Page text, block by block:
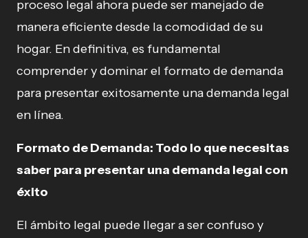
proceso legal ahora puede ser manejado de
manera eficiente desde la comodidad de su
hogar. En definitiva, es fundamental
comprender y dominar el formato de demanda
para presentar exitosamente una demanda legal
en línea.
Formato de Demanda: Todo lo que necesitas
saber para presentar una demanda legal con
éxito
El ámbito legal puede llegar a ser confuso y